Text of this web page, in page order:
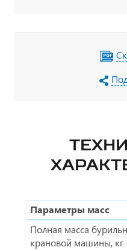
Параметры масс
Полная масса
крановой машины, кг